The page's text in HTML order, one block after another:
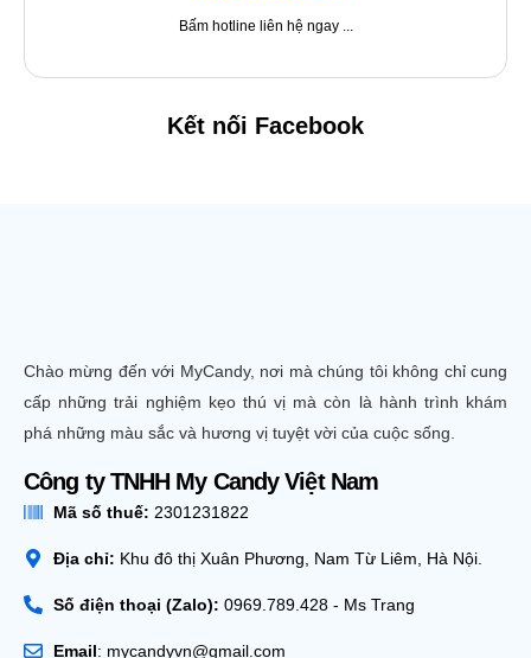
Bấm hotline liên hệ ngay ...
Kết nối Facebook
Chào mừng đến với MyCandy, nơi mà chúng tôi không chỉ cung
cấp những trải nghiệm kẹo thú vị mà còn là hành trình khám
phá những màu sắc và hương vị tuyệt vời của cuộc sống.
Công ty TNHH My Candy Việt Nam
Mã số thuế: 2301231822
Địa chỉ: Khu đô thị Xuân Phương, Nam Từ Liêm, Hà Nội.
Số điện thoại (Zalo): 0969.789.428 - Ms Trang
Email: mycandyvn@gmail.com